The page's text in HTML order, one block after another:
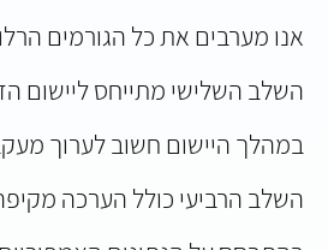
אנו מערבים את כל הגורמים
השלב השלישי מתייחס ליישום
במהלך היישום חשוב לערוך
השלב הרביעי כולל הערכה